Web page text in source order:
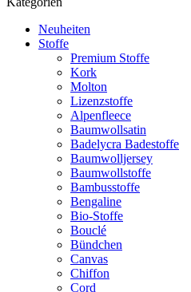
Neuheiten
Stoffe
Premium Stoffe
Kork
Molton
Lizenzstoffe
Alpenfleece
Baumwollsatin
Badelycra Badestoffe
Baumwolljersey
Baumwollstoffe
Bambusstoffe
Bengaline
Bio-Stoffe
Bouclé
Bündchen
Canvas
Chiffon
Cord